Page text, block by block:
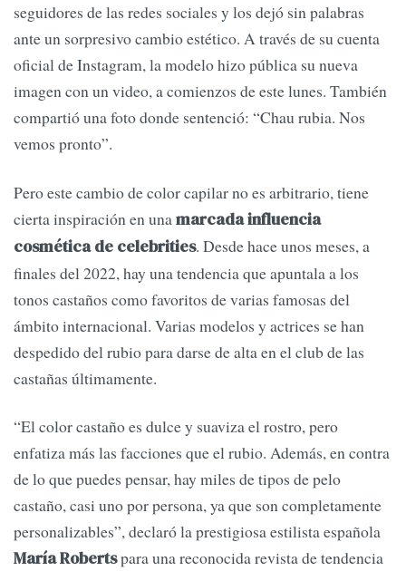
seguidores de las redes sociales y los dejó sin palabras
ante un sorpresivo cambio estético. A través de su cuenta
oficial de Instagram, la modelo hizo pública su nueva
imagen con un video, a comienzos de este lunes. También
compartió una foto donde sentenció: “Chau rubia. Nos
vemos pronto”.
Pero este cambio de color capilar no es arbitrario, tiene
cierta inspiración en unamarcada influencia
cosmética de celebrities. Desde hace unos meses, a
finales del 2022, hay una tendencia que apuntala a los
tonos castaños como favoritos de varias famosas del
ámbito internacional. Varias modelos y actrices se han
despedido del rubio para darse de alta en el club de las
castañas últimamente.
“El color castaño es dulce y suaviza el rostro, pero
enfatiza más las facciones que el rubio. Además, en contra
de lo que puedes pensar, hay miles de tipos de pelo
castaño, casi uno por persona, ya que son completamente
personalizables”, declaró la prestigiosa estilista española
María Robertspara una reconocida revista de tendencia